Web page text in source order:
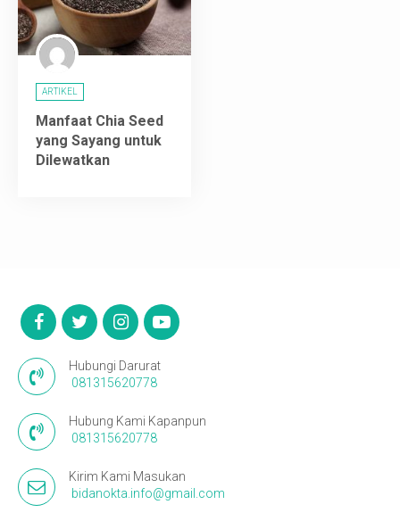
Fasilitas
Artikel
Oktashop
Video
ARTIKEL
Manfaat Chia Seed
yang Sayang untuk
Dilewatkan
Hubungi Darurat
081315620778
Hubung Kami Kapanpun
081315620778
Kirim Kami Masukan
bidanokta.info@gmail.com